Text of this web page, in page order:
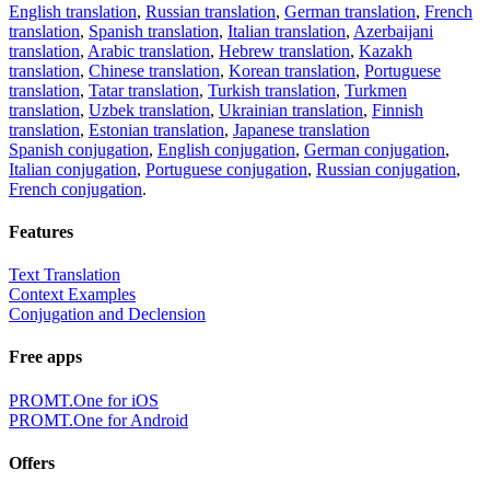
English translation, Russian translation, German translation, French
translation, Spanish translation, Italian translation, Azerbaijani
translation, Arabic translation, Hebrew translation, Kazakh
translation, Chinese translation, Korean translation, Portuguese
translation, Tatar translation, Turkish translation, Turkmen
translation, Uzbek translation, Ukrainian translation, Finnish
translation, Estonian translation, Japanese translation
Spanish conjugation, English conjugation, German conjugation,
Italian conjugation, Portuguese conjugation, Russian conjugation,
French conjugation.
Features
Text Translation
Context Examples
Conjugation and Declension
Free apps
PROMT.One for iOS
PROMT.One for Android
Offers